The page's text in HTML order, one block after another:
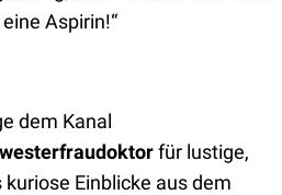
Aspirin!“
dem Kanal
für lustige,
kuriose Einblicke aus dem